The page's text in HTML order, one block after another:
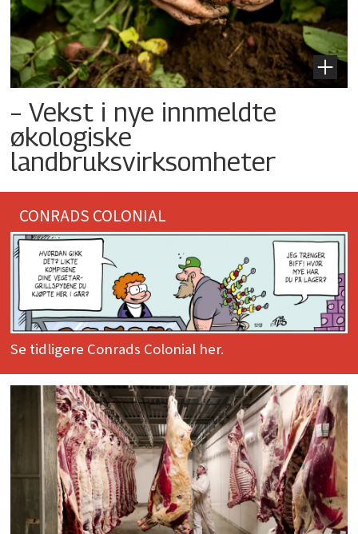
– Vekst i nye innmeldte
økologiske
landbruksvirksomheter
CONRADS COLONIAL
Se tidligere Conrads Colonial her.